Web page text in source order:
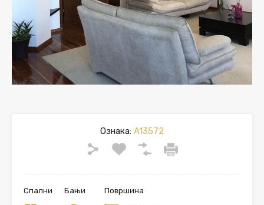
Ознака: A13572
Спални Бањи Површина